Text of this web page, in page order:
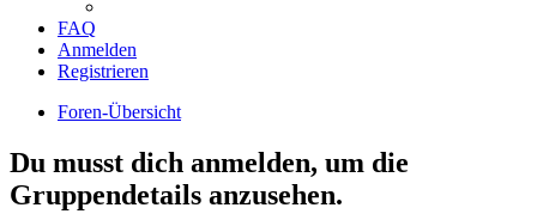
FAQ
Anmelden
Registrieren
Foren-Übersicht
Du musst dich anmelden, um die
Gruppendetails anzusehen.